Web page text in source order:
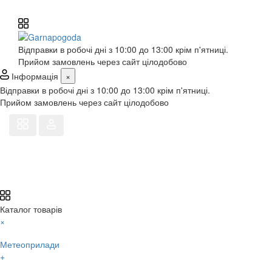
Відправки в робочі дні з 10:00 до 13:00 крім п'ятниці.
Прийом замовлень через сайт цілодобово
Інформація
×
Відправки в робочі дні з 10:00 до 13:00 крім п'ятниці.
Прийом замовлень через сайт цілодобово
Каталог товарів
×
Метеоприлади
+